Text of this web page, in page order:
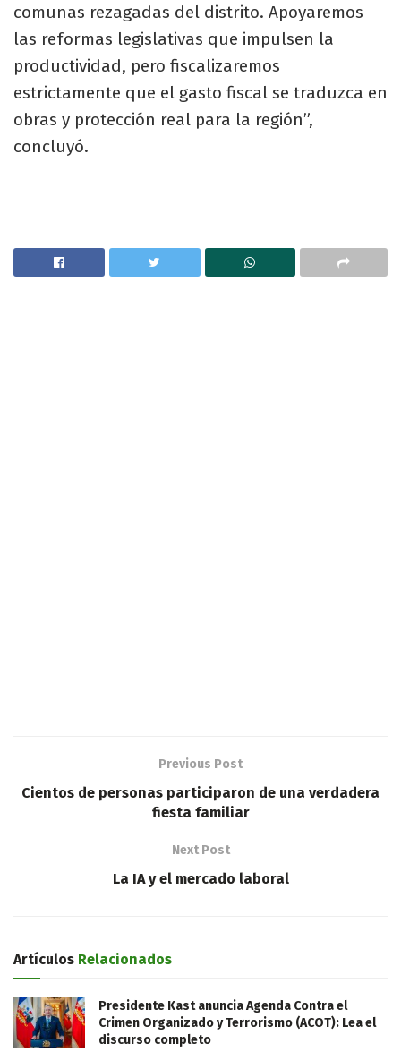
comunas rezagadas del distrito. Apoyaremos
las reformas legislativas que impulsen la
productividad, pero fiscalizaremos
estrictamente que el gasto fiscal se traduzca en
obras y protección real para la región”,
concluyó.
Previous Post
Cientos de personas participaron de una verdadera
fiesta familiar
Next Post
La IA y el mercado laboral
Artículos Relacionados
Presidente Kast anuncia Agenda Contra el
Crimen Organizado y Terrorismo (ACOT): Lea el
discurso completo